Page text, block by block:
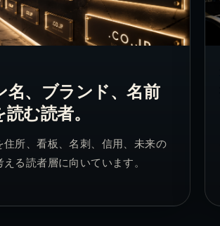
名、ブランド、名前
む読者。
住所、看板、名刺、信用、未来の
る読者層に向いています。